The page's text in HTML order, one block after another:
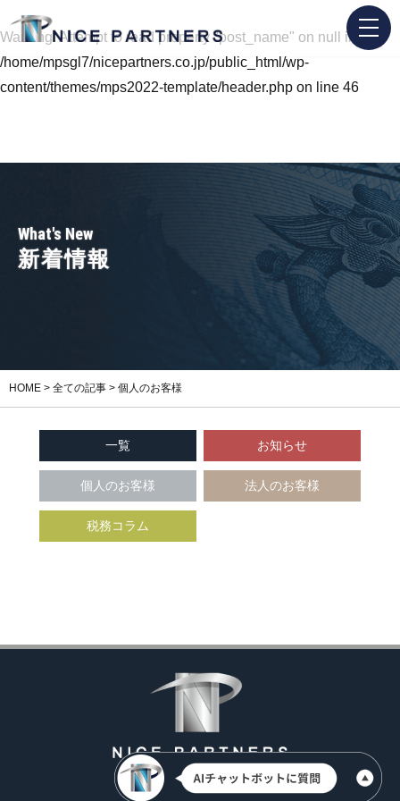
Warning: Attempt to read property "post_name" on null in
/home/mpsgl7/nicepartners.co.jp/public_html/wp-
content/themes/mps2022-template/header.php on line 46
What's New
新着情報
HOME > 全ての記事 > 個人のお客様
一覧 お知らせ
個人のお客様 法人のお客様
税務コラム